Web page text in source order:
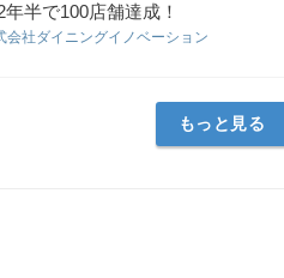
半で100店舗達成！
会社ダイニングイノベーション
もっと見る